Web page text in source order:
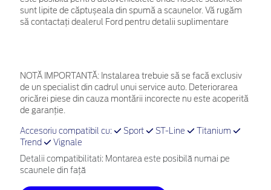
sunt lipite de căptușeala din spumă a scaunelor. Vă rugăm
să contactați dealerul Ford pentru detalii suplimentare
NOTĂ IMPORTANTĂ: Instalarea trebuie să se facă exclusiv
de un specialist din cadrul unui service auto. Deteriorarea
oricărei piese din cauza montării incorecte nu este acoperită
de garanţie.
Accesoriu compatibil cu: Sport ST-Line
Titanium
Trend
Vignale
Detalii compatibilitati: Montarea este posibilă numai pe
scaunele din față